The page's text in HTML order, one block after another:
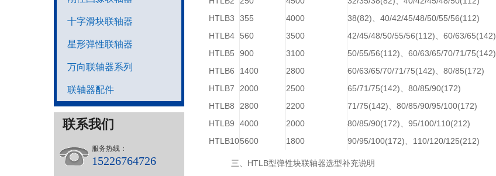
十字滑块联轴器
星形弹性联轴器
万向联轴器系列
联轴器配件
联系我们
服务热线：
15226764726
HTLB3
355 4000 38(82)、40/42/45/48/50/55/56(112)
HTLB4
560 3500 42/45/48/50/55/56(112)、60/63/65(142)
HTLB5
900 3100 50/55/56(112)、60/63/65/70/71/75(142)
HTLB6
1400 2800 60/63/65/70/71/75(142)、80/85(172)
HTLB7
2000 2500 65/71/75(142)、80/85/90(172)
HTLB8
2800 2200 71/75(142)、80/85/90/95/100(172)
HTLB9
4000 2000 80/85/90(172)、95/100/110(212)
HTLB105600 1800 90/95/100(172)、110/120/125(212)
三、HTLB型弹性块联轴器选型补充说明